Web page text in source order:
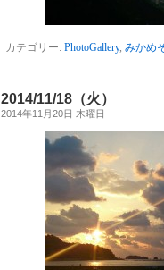
カテゴリー: PhotoGallery, みかめ
2014/11/18（火）
2014年11月20日 木曜日